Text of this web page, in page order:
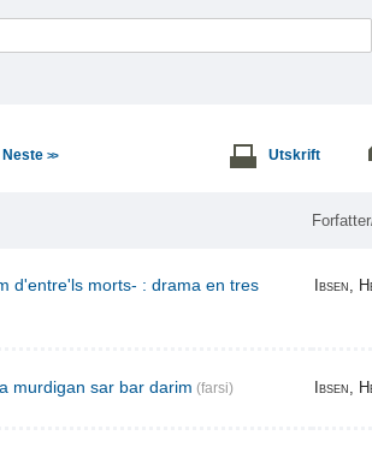
Neste >> Utskrift
d'entre'ls morts- : drama en tres
Ibsen,
murdigan sar bar darim (farsi) Ibsen,